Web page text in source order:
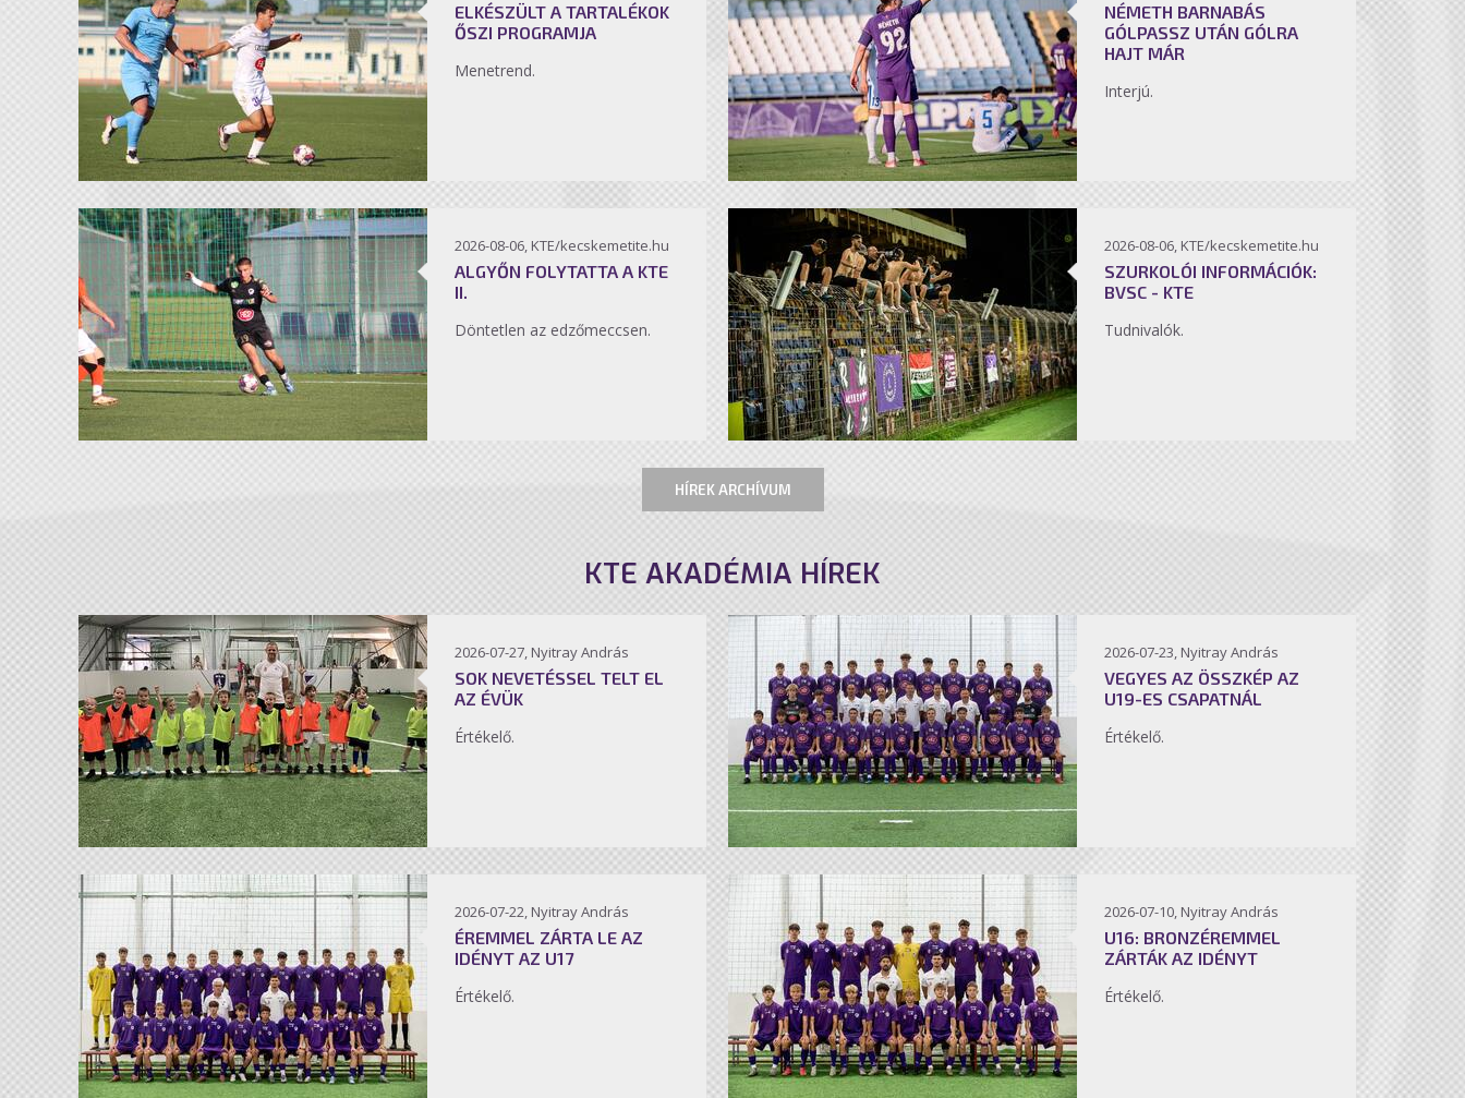
ELKÉSZÜLT A TARTALÉKOK
ŐSZI PROGRAMJA
Menetrend.
NÉMETH BARNABÁS
GÓLPASSZ UTÁN GÓLRA
HAJT MÁR
Interjú.
2026-08-06, KTE/kecskemetite.hu
ALGYŐN FOLYTATTA A KTE
II.
Döntetlen az edzőmeccsen.
2026-08-06, KTE/kecskemetite.hu
SZURKOLÓI INFORMÁCIÓK:
BVSC - KTE
Tudnivalók.
HÍREK ARCHÍVUM
KTE AKADÉMIA HÍREK
2026-07-27, Nyitray András
SOK NEVETÉSSEL TELT EL
AZ ÉVÜK
Értékelő.
2026-07-23, Nyitray András
VEGYES AZ ÖSSZKÉP AZ
U19-ES CSAPATNÁL
Értékelő.
2026-07-22, Nyitray András
ÉREMMEL ZÁRTA LE AZ
IDÉNYT AZ U17
Értékelő.
2026-07-10, Nyitray András
U16: BRONZÉREMMEL
ZÁRTÁK AZ IDÉNYT
Értékelő.